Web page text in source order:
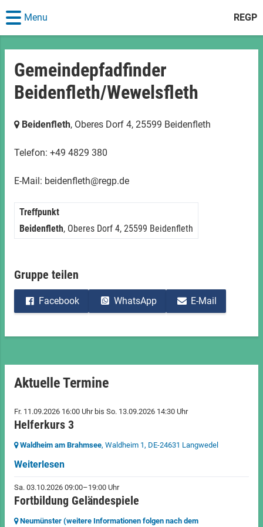
REGP
Menu
Gemeindepfadfinder
Beidenfleth/Wewelsfleth
Beidenfleth, Oberes Dorf 4, 25599 Beidenfleth
Telefon: +49 4829 380
E-Mail: beidenfleth@regp.de
Treffpunkt
Beidenfleth, Oberes Dorf 4, 25599 Beidenfleth
Gruppe teilen
Facebook WhatsApp E-Mail
Aktuelle Termine
Fr. 11.09.2026 16:00 Uhr bis So. 13.09.2026 14:30 Uhr
Helferkurs 3
Waldheim am Brahmsee, Waldheim 1, DE-24631 Langwedel
Weiterlesen
Sa. 03.10.2026 09:00–19:00 Uhr
Fortbildung Geländespiele
Neumünster (weitere Informationen folgen nach dem